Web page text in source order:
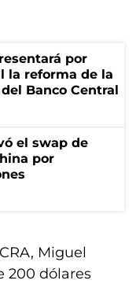
por
la reforma de la
Banco Central
el swap de
por
Miguel
200 dólares